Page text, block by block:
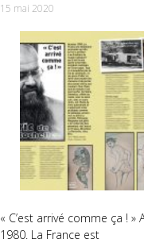
15 mai 2020
« C’est arrivé comme ça ! »
1980. La France est